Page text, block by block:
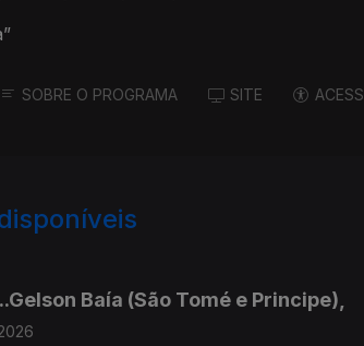
SOBRE O PROGRAMA SITE
Baía (São Tomé e Principe),